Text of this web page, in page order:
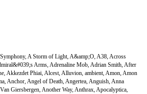
,A Storm of Light,A&amp;O,A38,Across
Arms,Adrenaline Mob,Adrian Smith,After
,Akkezdet Phiai,Alcest,Alluvion, ambient,Amon,Amon
,Anchor,Angel of Death,Angertea,Anguish,Anna
Giersbergen,Another Way,Anthrax,Apocalyptica,